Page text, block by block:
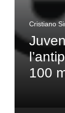
Cristiano
100